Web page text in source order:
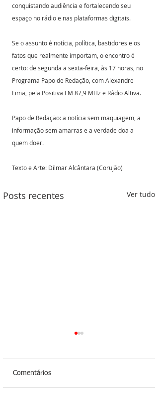
conquistando audiência e fortalecendo seu
espaço no rádio e nas plataformas digitais.
Se o assunto é notícia, política, bastidores e os
fatos que realmente importam, o encontro é
certo: de segunda a sexta-feira, às 17 horas, no
Programa Papo de Redação, com Alexandre
Lima, pela Positiva FM 87,9 MHz e Rádio Altiva.
Papo de Redação: a notícia sem maquiagem, a
informação sem amarras e a verdade doa a
quem doer.
Texto e Arte: Dilmar Alcântara (Corujão)
Posts recentes Ver tudo
Comentários